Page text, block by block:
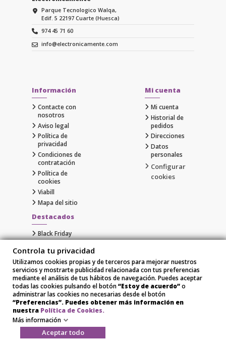
Parque Tecnologico Walqa,
Edif. 5 22197 Cuarte (Huesca)
974 45 71 60
info@electronicamente.com
Información
Contacte con
nosotros
Aviso legal
Política de
privacidad
Condiciones de
contratación
Política de
cookies
Viabill
Mapa del sitio
Mi cuenta
Mi cuenta
Historial de
pedidos
Direcciones
Datos
personales
Configurar
cookies
Destacados
Black Friday
Gaming
Comprar Apple al Mejor Precio
Samsung
Xiaomi
Controla tu privacidad
Utilizamos cookies propias y de terceros para mejorar nuestros
servicios y mostrarte publicidad relacionada con tus preferencias
mediante el análisis de tus hábitos de navegación. Puedes aceptar
todas las cookies pulsando el botón“Estoy de acuerdo”o
administrar las cookies no necesarias desde el botón
“Preferencias”. Puedes obtener más información en
nuestra Política de Cookies.
Más información
Aceptar todo